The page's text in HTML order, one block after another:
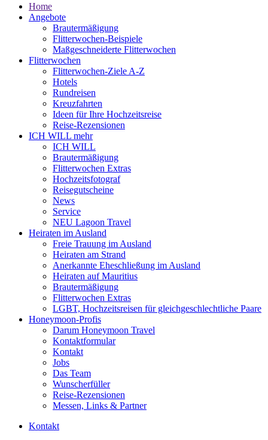
Home
Angebote
Brautermäßigung
Flitterwochen-Beispiele
Maßgeschneiderte Flitterwochen
Flitterwochen
Flitterwochen-Ziele A-Z
Hotels
Rundreisen
Kreuzfahrten
Ideen für Ihre Hochzeitsreise
Reise-Rezensionen
ICH WILL mehr
ICH WILL
Brautermäßigung
Flitterwochen Extras
Hochzeitsfotograf
Reisegutscheine
News
Service
NEU Lagoon Travel
Heiraten im Ausland
Freie Trauung im Ausland
Heiraten am Strand
Anerkannte Eheschließung im Ausland
Heiraten auf Mauritius
Brautermäßigung
Flitterwochen Extras
LGBT, Hochzeitsreisen für gleichgeschlechtliche Paare
Honeymoon-Profis
Darum Honeymoon Travel
Kontaktformular
Kontakt
Jobs
Das Team
Wunscherfüller
Reise-Rezensionen
Messen, Links & Partner
Kontakt